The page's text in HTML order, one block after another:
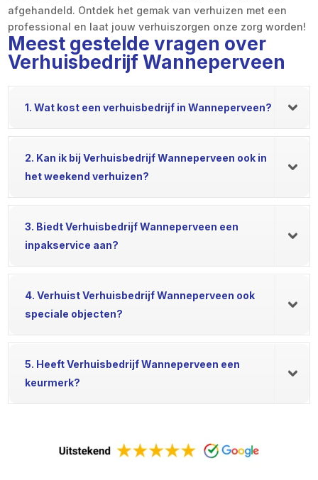
afgehandeld. Ontdek het gemak van verhuizen met een
professional en laat jouw verhuiszorgen onze zorg worden!
Meest gestelde vragen over
Verhuisbedrijf Wanneperveen
1. Wat kost een verhuisbedrijf in Wanneperveen?
2. Kan ik bij Verhuisbedrijf Wanneperveen ook in
het weekend verhuizen?
3. Biedt Verhuisbedrijf Wanneperveen een
inpakservice aan?
4. Verhuist Verhuisbedrijf Wanneperveen ook
speciale objecten?
5. Heeft Verhuisbedrijf Wanneperveen een
keurmerk?